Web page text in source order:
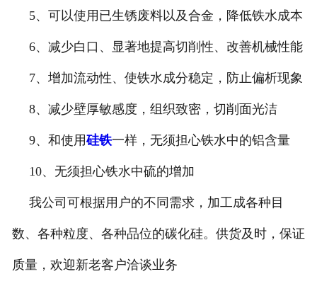
5、可以使用已生锈废料以及合金，降低铁水成本
6、减少白口、显著地提高切削性、改善机械性能
7、增加流动性、使铁水成分稳定，防止偏析现象
8、减少壁厚敏感度，组织致密，切削面光洁
9、和使用硅铁一样，无须担心铁水中的铝含量
10、无须担心铁水中硫的增加
我公司可根据用户的不同需求，加工成各种目
数、各种粒度、各种品位的碳化硅。供货及时，保证
质量，欢迎新老客户洽谈业务